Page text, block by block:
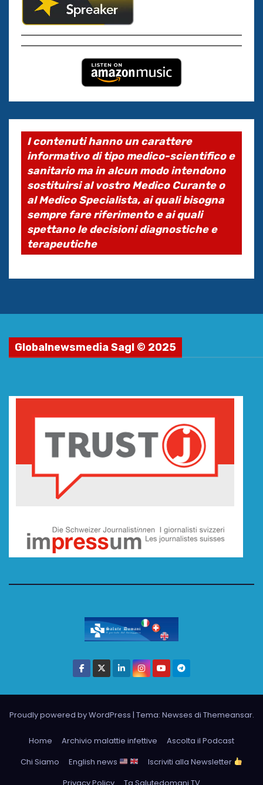
I contenuti hanno un carattere
informativo di tipo medico-scientifico e
sanitario ma in alcun modo intendono
sostituirsi al vostro Medico Curante o
al Medico Specialista, ai quali bisogna
sempre fare riferimento e ai quali
spettano le decisioni diagnostiche e
terapeutiche
Globalnewsmedia Sagl © 2025
Proudly powered by WordPress | Tema: Newses di Themeansar.
Home Archivio malattie infettive
Ascolta il Podcast
Chi Siamo
English news
Iscriviti alla Newsletter